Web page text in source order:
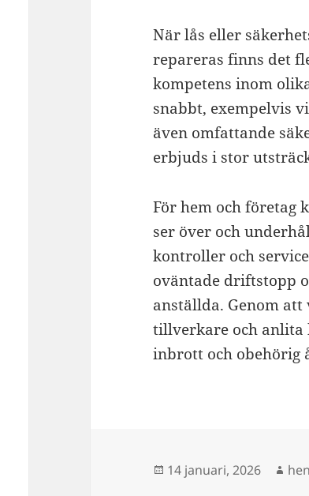
När lås eller
repareras finns det
kompetens inom
snabbt, exempelvis
även omfattande
erbjuds i stor
För hem och företag
ser över och
kontroller och
oväntade driftstopp
anställda. Genom
tillverkare och anlita
inbrott och obehörig
Postat
14 januari, 2026